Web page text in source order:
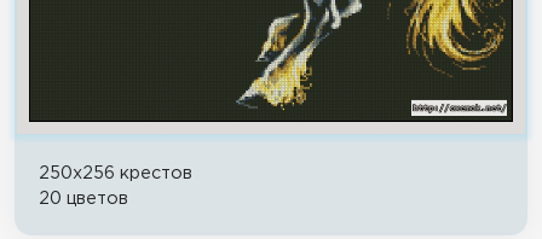
250x256 крестов
20 цветов